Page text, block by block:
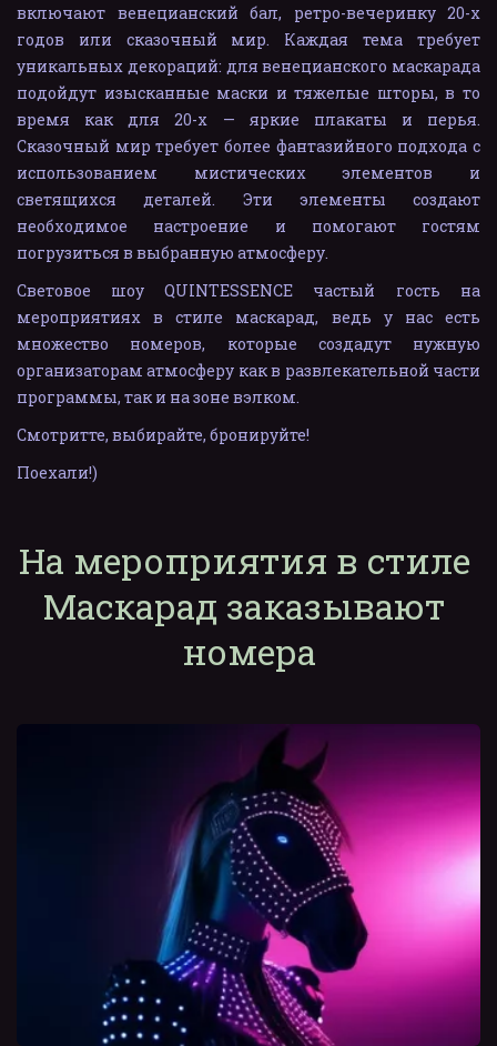
включают венецианский бал, ретро-вечеринку 20-х
годов или сказочный мир. Каждая тема требует
уникальных декораций: для венецианского маскарада
подойдут изысканные маски и тяжелые шторы, в то
время как для 20-х — яркие плакаты и перья.
Сказочный мир требует более фантазийного подхода с
использованием мистических элементов и
светящихся деталей. Эти элементы создают
необходимое настроение и помогают гостям
погрузиться в выбранную атмосферу.
Световое шоу QUINTESSENCE частый гость на
мероприятиях в стиле маскарад, ведь у нас есть
множество номеров, которые создадут нужную
организаторам атмосферу как в развлекательной части
программы, так и на зоне вэлком.
Смотритте, выбирайте, бронируйте!
Поехали!)
На мероприятия в стиле
Маскарад заказывают
номера